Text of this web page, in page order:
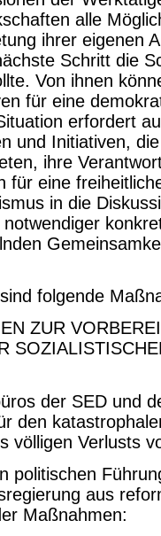
alle
ihrer eigenen
Schritt die
Von ihnen
für eine
erfordert
und Initiativen,
ihre
für eine
in die
folgende
ZUR
der SED und
den
völligen Verlusts
politischen
aus
Maßnahmen: